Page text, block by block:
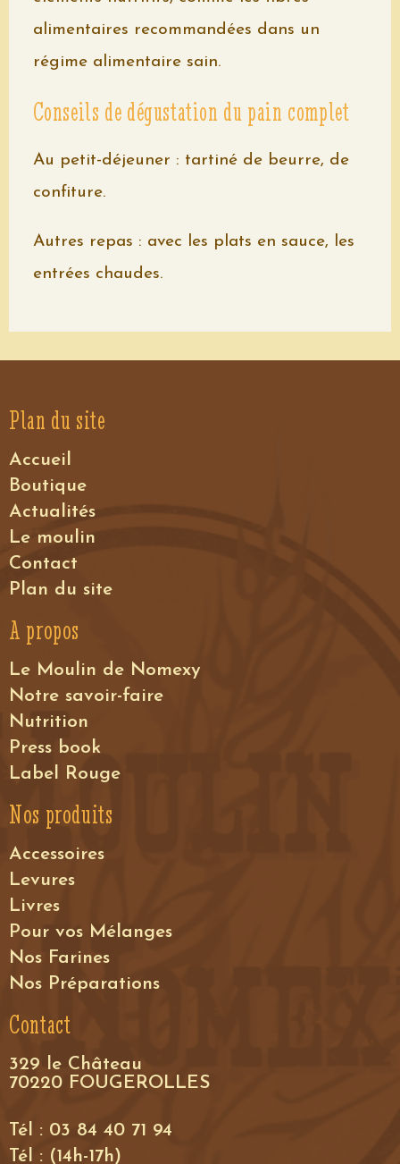
alimentaires recommandées dans un
régime alimentaire sain.
Conseils de dégustation du pain complet
Au petit-déjeuner : tartiné de beurre, de
confiture.
Autres repas : avec les plats en sauce, les
entrées chaudes.
Plan du site
Accueil
Boutique
Actualités
Le moulin
Contact
Plan du site
A propos
Le Moulin de Nomexy
Notre savoir-faire
Nutrition
Press book
Label Rouge
Nos produits
Accessoires
Levures
Livres
Pour vos Mélanges
Nos Farines
Nos Préparations
Contact
329 le Château
70220 FOUGEROLLES
Tél : 03 84 40 71 94
Tél : (14h-17h)